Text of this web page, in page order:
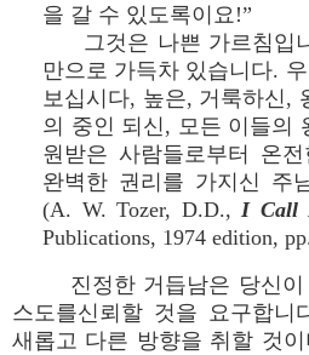
을 갈 수 있도록이요!”
그것은 나쁜 가르침입
만으로 가득차 있습니다.
보십시다, 높은, 거룩하신,
의 중인 되신, 모든 이들의
원받은 사람들로부터 온
완벽한 권리를 가지신 주
(A. W. Tozer, D.D., I Call
Publications, 1974 edition,
진정한 거듭남은 당신
스도를신뢰할 것을 요구합니
새롭고 다른 방향을 취할 것